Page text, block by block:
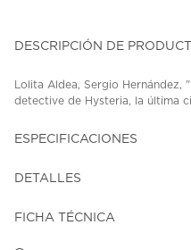
DESCRIPCIÓN DE
Lolita Aldea, Sergio Hernández,
detective de Hysteria, la última
ESPECIFICACIONES
DETALLES
FICHA TÉCNICA